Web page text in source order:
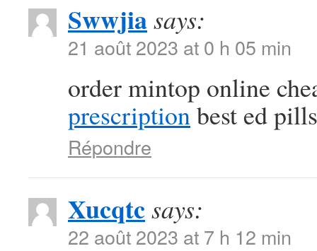
Swwjiasays:
21 août 2023 at 0 h 05 min
order mintop online
prescriptionbest ed pills
Répondre
Xucqtcsays:
22 août 2023 at 7 h 12 min